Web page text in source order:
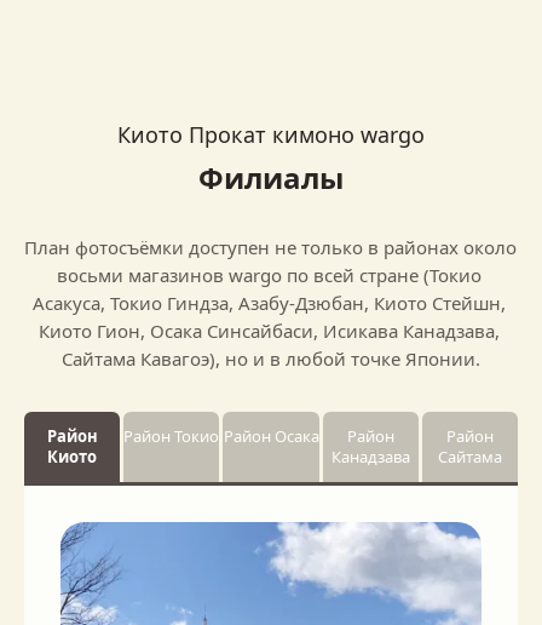
Киото Прокат кимоно wargo
Филиалы
План фотосъёмки доступен не только в районах около
восьми магазинов wargo по всей стране (Токио
Асакуса, Токио Гиндза, Азабу-Дзюбан, Киото Стейшн,
Киото Гион, Осака Синсайбаси, Исикава Канадзава,
Сайтама Кавагоэ), но и в любой точке Японии.
Район
Киото
Район Токио Район Осака
Район
Канадзава
Район
Сайтама